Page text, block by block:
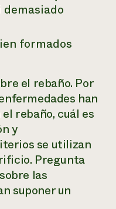
demasiado
formados
el rebaño. Por
han
rebaño, cuál es
y
se utilizan
Pregunta
las
suponer un